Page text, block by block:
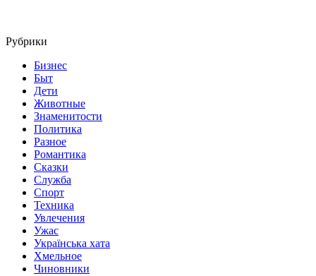
Рубрики
Бизнес
Быт
Дети
Животные
Знаменитости
Политика
Разное
Романтика
Сказки
Служба
Спорт
Техника
Увлечения
Ужас
Українська хата
Хмельное
Чиновники